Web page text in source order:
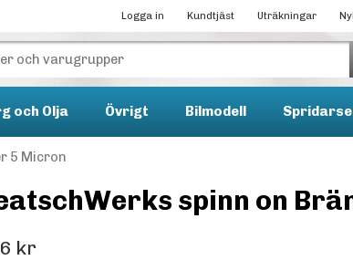
Logga in Kundtjäst Uträkningar
och Olja Övrigt Bilmodell
5 Micron
spinn on
kr